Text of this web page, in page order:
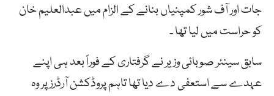
جات اور آف شور کمپنیاں بنانے کے الزام میں عبدالعلیم خان
کو حراست میں لیا تھا ۔
سابق سینئر صوبائی وزیر نے گرفتاری کے فوراً بعد ہی اپنے
عہدے سے استعفی دے دیا تھا تاہم پروڈکشن آرڈرز پر وہ